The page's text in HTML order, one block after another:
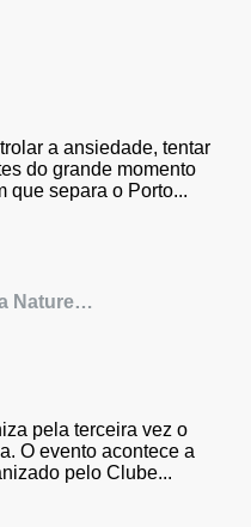
a ansiedade, tentar
do grande momento
que separa o Porto...
Nature…
pela terceira vez o
O evento acontece a
pelo Clube...